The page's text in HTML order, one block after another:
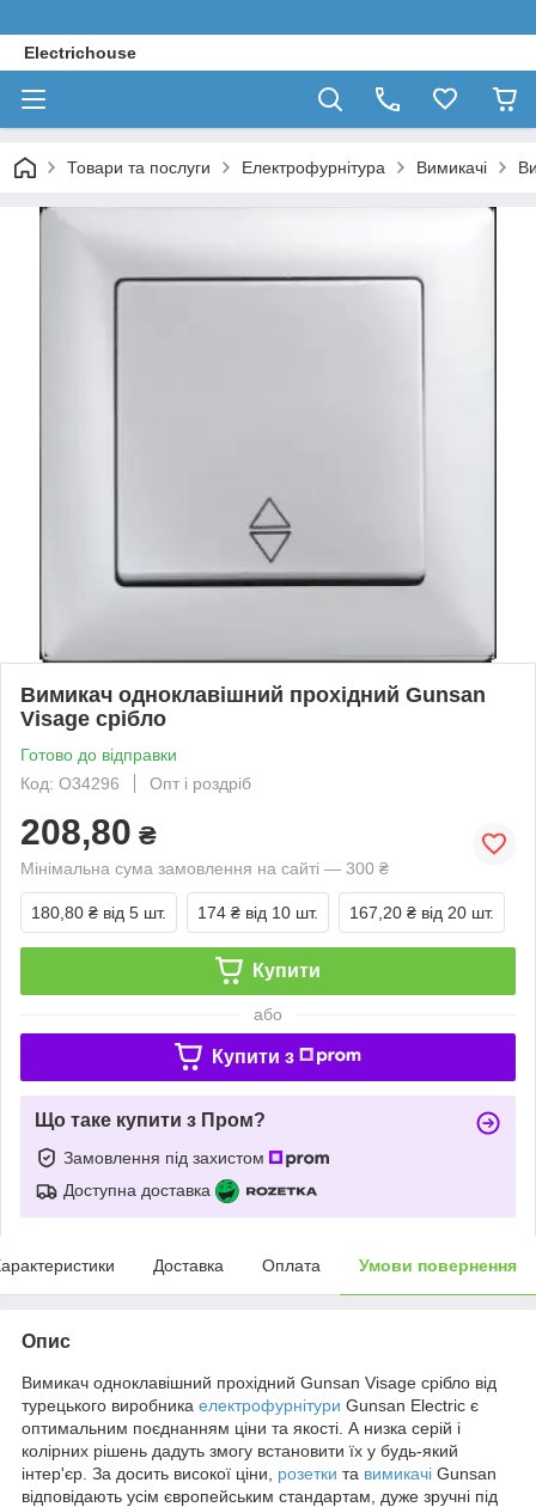
Electrichouse
Товари та послуги Електрофурнітура Вимикачі
Вимикач одноклавішний прохідний Gunsan
Visage срібло
Готово до відправки
Код: O34296
Опт і роздріб
208,80 ₴
Мінімальна сума замовлення на сайті — 300 ₴
180,80 ₴ від 5 шт. 174 ₴ від 10 шт. 167,20 ₴ від 20 шт.
Купити
або
Купити з
Що таке купити з Пром?
Замовлення під захистом
Доступна доставка
Доставка Оплата Умови повернення
Опис
Вимикач одноклавішний прохідний Gunsan Visage срібло від
турецького виробника електрофурнітури Gunsan Electric є
оптимальним поєднанням ціни та якості. А низка серій і
колірних рішень дадуть змогу встановити їх у будь-який
інтер'єр. За досить високої ціни, розетки та вимикачі Gunsan
відповідають усім європейським стандартам, дуже зручні під